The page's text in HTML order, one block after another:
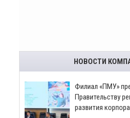
НОВОСТИ
​Филиал «ПМУ»
Правительству
развития